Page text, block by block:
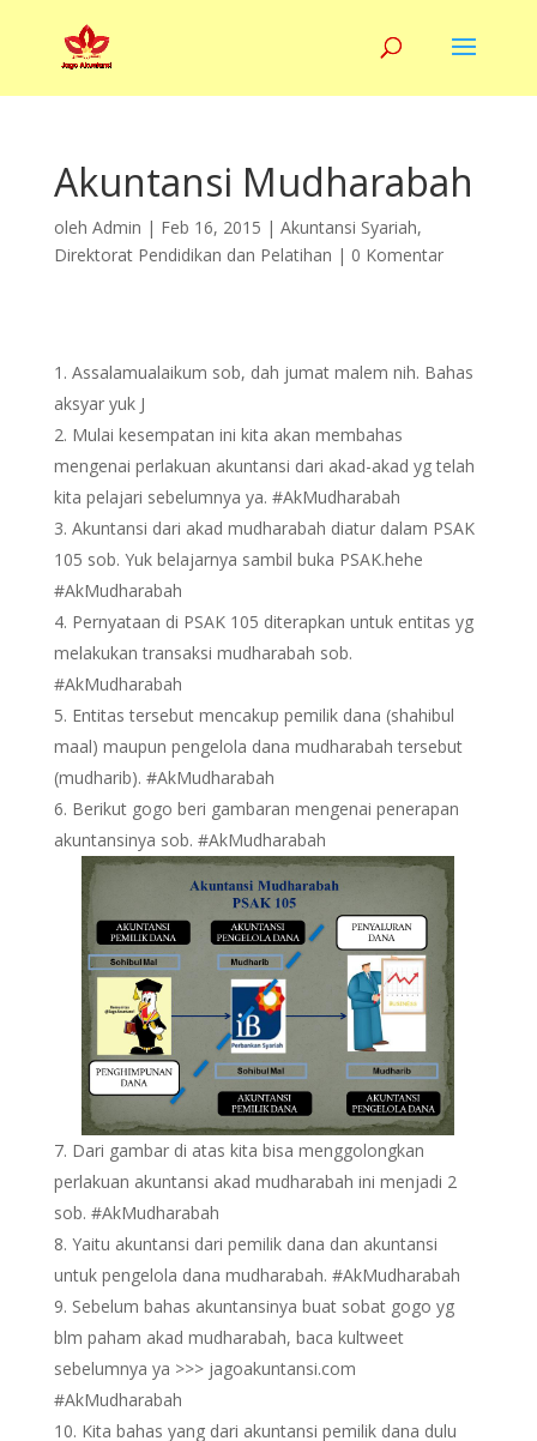
Akuntansi Mudharabah
oleh Admin | Feb 16, 2015 | Akuntansi Syariah,
Direktorat Pendidikan dan Pelatihan | 0 Komentar
Assalamualaikum sob, dah jumat malem nih. Bahas
aksyar yuk J
Mulai kesempatan ini kita akan membahas
mengenai perlakuan akuntansi dari akad-akad yg telah
kita pelajari sebelumnya ya. #AkMudharabah
Akuntansi dari akad mudharabah diatur dalam PSAK
105 sob. Yuk belajarnya sambil buka PSAK.hehe
#AkMudharabah
Pernyataan di PSAK 105 diterapkan untuk entitas yg
melakukan transaksi mudharabah sob.
#AkMudharabah
Entitas tersebut mencakup pemilik dana (shahibul
maal) maupun pengelola dana mudharabah tersebut
(mudharib). #AkMudharabah
Berikut gogo beri gambaran mengenai penerapan
akuntansinya sob. #AkMudharabah
Dari gambar di atas kita bisa menggolongkan
perlakuan akuntansi akad mudharabah ini menjadi 2
sob. #AkMudharabah
Yaitu akuntansi dari pemilik dana dan akuntansi
untuk pengelola dana mudharabah. #AkMudharabah
Sebelum bahas akuntansinya buat sobat gogo yg
blm paham akad mudharabah, baca kultweet
sebelumnya ya >>> jagoakuntansi.com
#AkMudharabah
Kita bahas yang dari akuntansi pemilik dana dulu